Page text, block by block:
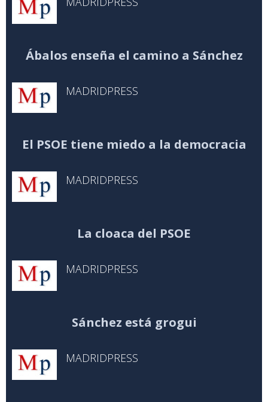
Ábalos enseña el camino a Sánchez
MADRIDPRESS
El PSOE tiene miedo a la democracia
MADRIDPRESS
La cloaca del PSOE
MADRIDPRESS
Sánchez está grogui
MADRIDPRESS